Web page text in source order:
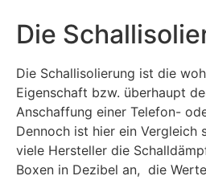
Die
Die Schallisolierung ist die
Eigenschaft bzw. überhaupt
Anschaffung einer Telefon-
Dennoch ist hier ein Vergleich
viele Hersteller die
Boxen in Dezibel an, die